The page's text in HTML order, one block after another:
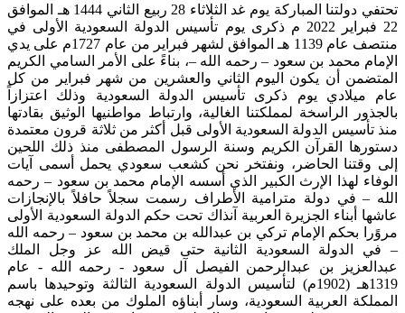
تحتفي دولتنا المباركة يوم غد الثلاثاء 28 ربيع الثاني 1444 هـ الموافق
22 فبراير 2022 م ذكرى يوم تأسيس الدولة السعودية الأولى في
منتصف عام 1139 هـ الموافق لشهر فبراير من عام 1727م على يدي
الإمام محمد بن سعود – رحمه الله –، بناءً على الأمر السامي الكريم
المتضمن أن يكون اليوم الثاني والعشرين من شهر فبراير من كل
عام ميلادي يوم ذكرى تأسيس الدولة السعودية وذلك اعتزازاً
بالجذور الراسخة لمملكتنا الغالية، وارتباط مواطنيها الوثيق بقادتها
منذ تأسيس الدولة السعودية الأولى قبل أكثر من ثلاثة قرون معتمدة
دستورها القرآن الكريم وسنة الرسول المصطفى منذ ذلك اللحين
إلى وقتنا الحاضر، ونفتخر نحن كشعب سعودي يحمل أسمى آيات
الوفاء لهذا الإرث الكبير الذي أسسه الإمام محمد بن سعود – رحمه
الله – في دولة مترامية الأطراف رسمت سجلاً حافلاً بالإنجازات
عاشها أبناء الجزيرة العربية آنذاك تحت حكم الدولة السعودية الأولى
مروًرا بحكم الإمام تركي بن عبدالله بن محمد بن سعود – رحمه الله
– في الدولة السعودية الثانية حتى قيض الله عز وجل الملك
عبدالعزيز بن عبدالرحمن الفيصل آل سعود - رحمه الله - عام
1319هـ (1902م) لتأسيس الدولة السعودية الثالثة وتوحيدها باسم
المملكة العربية السعودية، وسار أبناؤه الملوك من بعده على نهجه